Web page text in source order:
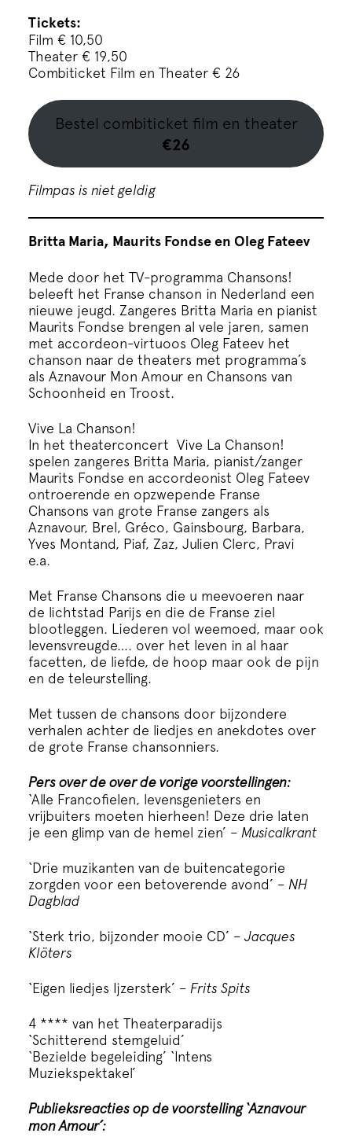
Tickets:
Film € 10,50
Theater € 19,50
Combiticket Film en Theater € 26
Bestel combiticket film en theater
€26
Filmpas is niet geldig
Britta Maria, Maurits Fondse en Oleg Fateev
Mede door het TV-programma Chansons!
beleeft het Franse chanson in Nederland een
nieuwe jeugd. Zangeres Britta Maria en pianist
Maurits Fondse brengen al vele jaren, samen
met accordeon-virtuoos Oleg Fateev het
chanson naar de theaters met programma’s
als Aznavour Mon Amour en Chansons van
Schoonheid en Troost.
Vive La Chanson!
In het theaterconcert Vive La Chanson!
spelen zangeres Britta Maria, pianist/zanger
Maurits Fondse en accordeonist Oleg Fateev
ontroerende en opzwepende Franse
Chansons van grote Franse zangers als
Aznavour, Brel, Gréco, Gainsbourg, Barbara,
Yves Montand, Piaf, Zaz, Julien Clerc, Pravi
e.a.
Met Franse Chansons die u meevoeren naar
de lichtstad Parijs en die de Franse ziel
blootleggen. Liederen vol weemoed, maar ook
levensvreugde…. over het leven in al haar
facetten, de liefde, de hoop maar ook de pijn
en de teleurstelling.
Met tussen de chansons door bijzondere
verhalen achter de liedjes en anekdotes over
de grote Franse chansonniers.
Pers over de over de vorige voorstellingen:
‘Alle Francofielen, levensgenieters en
vrijbuiters moeten hierheen! Deze drie laten
je een glimp van de hemel zien’ – Musicalkrant
‘Drie muzikanten van de buitencategorie
zorgden voor een betoverende avond’ – NH
Dagblad
‘Sterk trio, bijzonder mooie CD’ – Jacques
Klöters
‘Eigen liedjes Ijzersterk’ – Frits Spits
4 **** van het Theaterparadijs
‘Schitterend stemgeluid’
‘Bezielde begeleiding’ ‘Intens
Muziekspektakel’
Publieksreacties op de voorstelling ‘Aznavour
mon Amour’: